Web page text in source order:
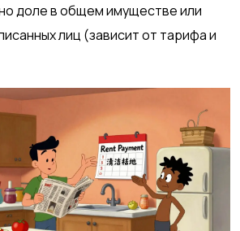
доле в общем имуществе или
лиц (зависит от тарифа и